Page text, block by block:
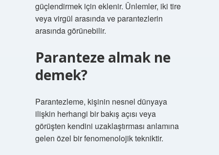
güçlendirmek için eklenir. Ünlemler, iki tire
veya virgül arasında ve parantezlerin
arasında görünebilir.
Paranteze almak ne
demek?
Parantezleme, kişinin nesnel dünyaya
ilişkin herhangi bir bakış açısı veya
görüşten kendini uzaklaştırması anlamına
gelen özel bir fenomenolojik tekniktir.